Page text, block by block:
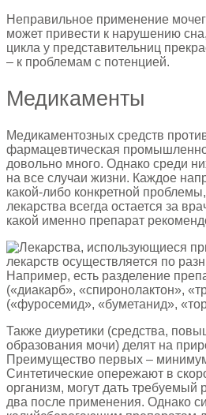
Неправильное применение
может привести к нарушению
цикла у представительниц
– к проблемам с потенцией.
Медикаменты
Медикаментозных средств
фармацевтическая
довольно много. Однако среди
на все случаи жизни. Каждое
какой-либо конкретной
лекарства всегда остается за
какой именно препарат
лекарств осуществляется по
Например, есть разделение
(«диакарб», «спиронолактон»,
(«фуросемид», «буметанид»,
Также диуретики (средства,
образования мочи) делят на
Преимущество первых –
Синтетические опережают в
организм, могут дать требуемый
два после применения. Однако